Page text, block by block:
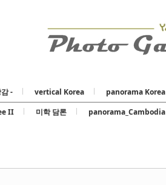
- vertical Korea panorama Korea
II 미학 담론 panorama_Cambodia